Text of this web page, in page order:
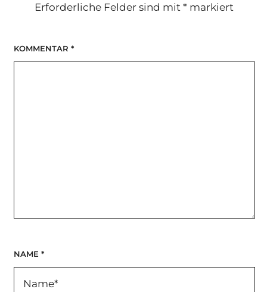
Erforderliche Felder sind mit* markiert
KOMMENTAR *
NAME *